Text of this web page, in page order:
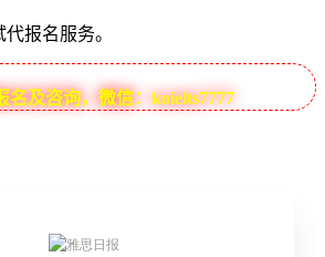
报名服务。
名及咨询，微信：koielts7777